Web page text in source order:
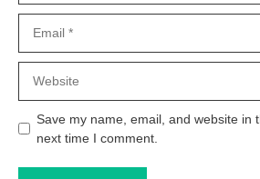
Save my name, email, and website in
next time I comment.